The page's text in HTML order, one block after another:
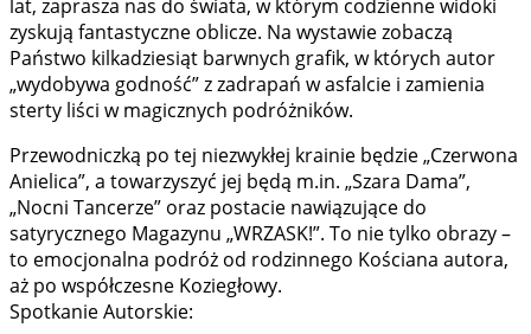
lat, zaprasza nas do świata, w którym codzienne widoki
zyskują fantastyczne oblicze. Na wystawie zobaczą
Państwo kilkadziesiąt barwnych grafik, w których autor
„wydobywa godność” z zadrapań w asfalcie i zamienia
sterty liści w magicznych podróżników.
Przewodniczką po tej niezwykłej krainie będzie „Czerwona
Anielica”, a towarzyszyć jej będą m.in. „Szara Dama”,
„Nocni Tancerze” oraz postacie nawiązujące do
satyrycznego Magazynu „WRZASK!”. To nie tylko obrazy –
to emocjonalna podróż od rodzinnego Kościana autora,
aż po współczesne Koziegłowy.
Spotkanie Autorskie: